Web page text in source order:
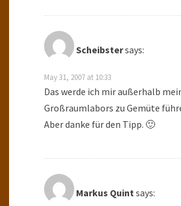
Scheibstersays:
May 31, 2007 at 10:33
Das werde ich mir außerhalb
Großraumlabors zu Gemüte
Aber danke für den Tipp. 🙂
Markus Quint says: